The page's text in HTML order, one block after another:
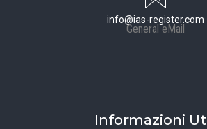
info@ias-register.com
General eMail
Informazioni